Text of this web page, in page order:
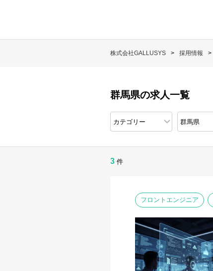
株式会社GALLUSYS 採用情報
群馬県の求人一覧
3 件
フロントエンジニア